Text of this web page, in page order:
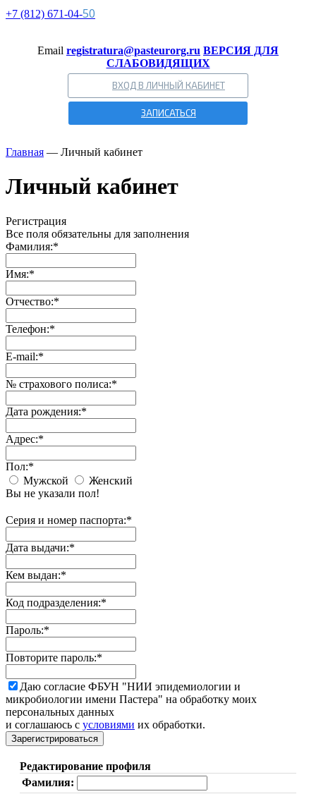
+7 (812) 671-04-50
Email registratura@pasteurorg.ru ВЕРСИЯ ДЛЯ
СЛАБОВИДЯЩИХ
ВХОД В ЛИЧНЫЙ КАБИНЕТ
ЗАПИСАТЬСЯ
Главная — Личный кабинет
Личный кабинет
Регистрация
Все поля обязательны для заполнения
Фамилия:*
Имя:*
Отчество:*
Телефон:*
E-mail:*
№ страхового полиса:*
Дата рождения:*
Адрес:*
Пол:*
Мужской
Женский
Вы не указали пол!
Серия и номер паспорта:*
Дата выдачи:*
Кем выдан:*
Код подразделения:*
Пароль:*
Повторите пароль:*
Даю согласие ФБУН "НИИ эпидемиологии и
микробиологии имени Пастера" на обработку моих
персональных данных
и соглашаюсь с условиями их обработки.
Редактирование профиля
Фамилия: